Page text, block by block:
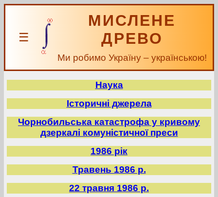
☰
МИСЛЕНЕ
ДРЕВО
Ми робимо Україну – українською!
Наука
Історичні джерела
Чорнобильська катастрофа у кривому
дзеркалі комуністичної преси
1986 рік
Травень 1986 р.
22 травня 1986 р.